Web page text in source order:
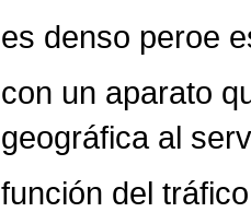
es denso peroe
con un aparato
geográfica al
función del